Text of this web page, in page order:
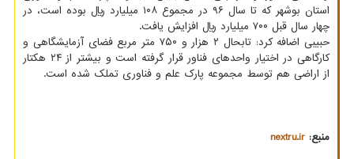
استان بوشهر که تا سال ۹۶ در مجموع ۱۰۸ میلیارد ریال بوده است، در
چهار سال قبل ۷۰۰ میلیارد ریال افزایش یافت.
حبیبی اضافه کرد: تابحال ۲ هزار و ۷۵۰ متر مربع فضای آزمایشگاهی و
کارگاهی در اختیار واحدهای فناور قرار گرفته است و بیشتر از ۲۴ هکتار
از اراضی هم توسط مجموعه پارک علم و فناوری تملک شده است.
منبع: nextru.ir